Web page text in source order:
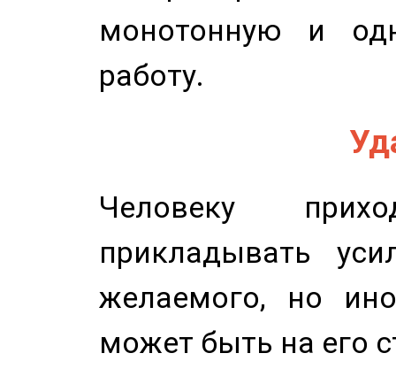
монотонную и
работу.
Человеку
прикладывать
желаемого, но
может быть на его